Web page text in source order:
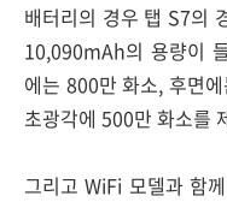
배터리의 경우 탭 S7의
10,090mAh의 용량이
에는 800만 화소, 후면
초광각에 500만 화소를
그리고 WiFi 모델과 함